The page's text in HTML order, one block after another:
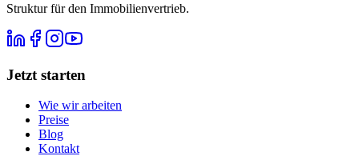
Struktur für den Immobilienvertrieb.
Jetzt starten
Wie wir arbeiten
Preise
Blog
Kontakt